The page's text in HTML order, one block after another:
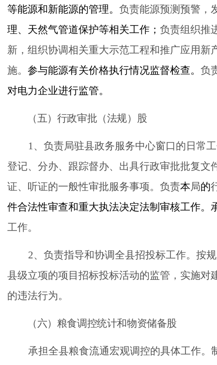
等能源和新能源的管理。 负责能源预测预警，
理、天然气管道保护等相关工作； 负责组织推
新，组织协调相关重大示范工程和推广应用
施。 参与能源有关价格执行情况监督检查。 负
对电力企业进行监管。
（五）行政审批（法规）股
1、 负责局驻县政务服务中心窗口的日常
登记、分办、跟踪督办、出具行政审批批复
证、听证的一般性审批服务事项。 负责本局的
件合法性审查和重大执法决定法制审核工作
工作。
2、负责指导和协调全县招投标工作。按
县级立项的项目招标投标活动的监管，实施
的违法行为。
（六）粮食调控统计和物资储备股
承担全县粮食流通宏观调控的具体工作